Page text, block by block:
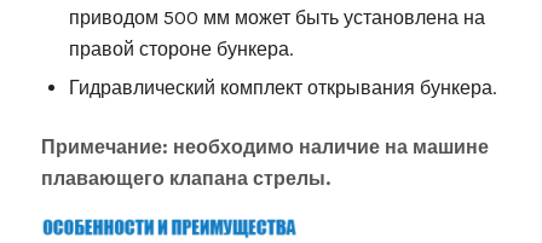
приводом 500 мм может быть установлена на
правой стороне бункера.
Гидравлический комплект открывания бункера.
Примечание: необходимо наличие на машине
плавающего клапана стрелы.